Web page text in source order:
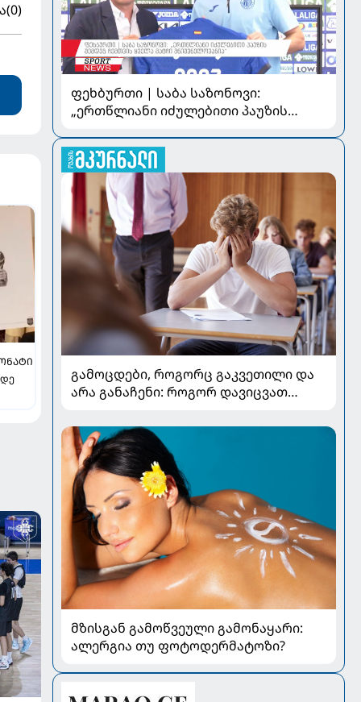
(0)
დე
ფეხბურთი | საბა საზონოვი:
„ერთწლიანი იძულებითი პაუზის
მნიშვნელოვანია“
გამოცდები, როგორც გაკვეთილი და
არა განაჩენი: როგორ დავიცვათ
მომავალი
მზისგან გამოწვეული გამონაყარი:
ალერგია თუ ფოტოდერმატოზი?